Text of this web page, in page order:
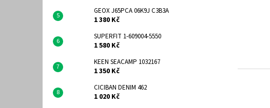
GEOX J65PCA 06K9J C3B3A
1 380 Kč
SUPERFIT 1-609004-5550
1 580 Kč
KEEN SEACAMP 1032167
1 350 Kč
CICIBAN DENIM 462
1 020 Kč